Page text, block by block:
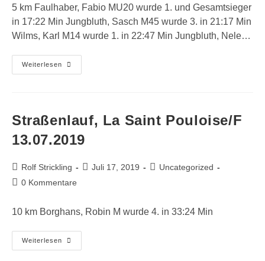
5 km Faulhaber, Fabio MU20 wurde 1. und Gesamtsieger
in 17:22 Min Jungbluth, Sasch M45 wurde 3. in 21:17 Min
Wilms, Karl M14 wurde 1. in 22:47 Min Jungbluth, Nele…
Weiterlesen
VSV-
Laufveranstaltung,
Straßenlauf, La Saint Pouloise/F
13.07.2019
Beitrags-
Autor:
Rolf Strickling
Beitrag
Juli 17, 2019
Beitrags-
Uncategorized
Beitrags-
0 Kommentare
10 km Borghans, Robin M wurde 4. in 33:24 Min
Weiterlesen
Straßenlauf,
La